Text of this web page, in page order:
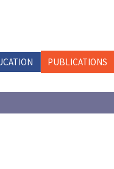
PUBLICATIONS